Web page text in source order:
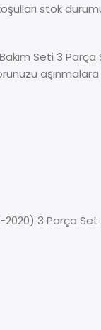
stok
Seti 3
aşınmalara
2020) 3 Parça Set